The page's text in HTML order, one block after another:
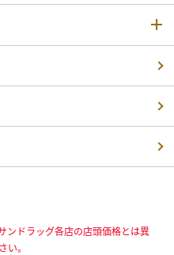
ンドラッグ各店の店頭価格とは異
。